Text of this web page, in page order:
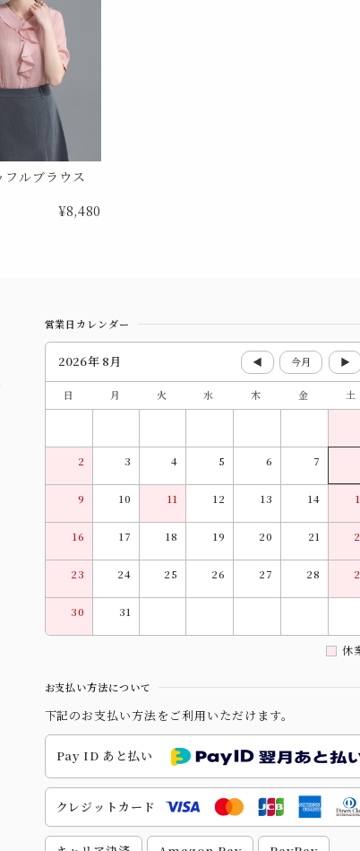
ルブラウス
¥8,480
営業日カレンダー
2026年 8月 ◀ 今月 ▶
日 月 火 水 木 金
土
2 3 4 5 6 7
9 10 11 12 13 14
16 17 18 19 20 21
23 24 25 26 27 28
30 31
休
お支払い方法について
下記のお支払い方法をご利用いただけます。
Pay ID あと払い
クレジットカード